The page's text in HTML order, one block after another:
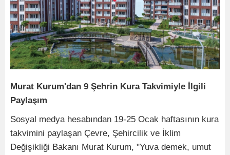
Murat Kurum'dan 9 Şehrin Kura Takvimiyle İlgili
Paylaşım
Sosyal medya hesabından 19-25 Ocak haftasının kura
takvimini paylaşan Çevre, Şehircilik ve İklim
Değişikliği Bakanı Murat Kurum, "Yuva demek, umut